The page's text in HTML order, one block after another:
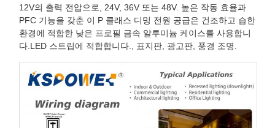
12V의 출력 전압으로, 24V, 36V 또는 48V. 높은 작동 효율과
PFC 기능을 갖춘 이 P 클래스 디밍 전원 공급은 건조하고 습한
환경에 적합한 낮은 프로필 금속 알루미늄 케이스를 사용합니
다.LED 스트립에 적합합니다., 표지판, 광고판, 풍경 조명.